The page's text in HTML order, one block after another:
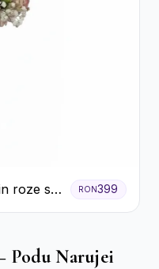
roze si
RON399
Podu Narujei